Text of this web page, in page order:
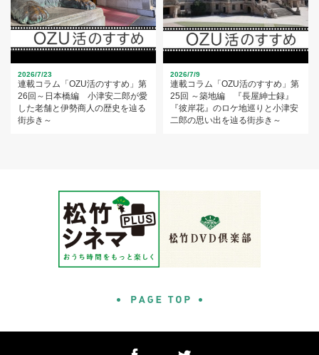
2026/7/23
連載コラム「OZU活のすすめ」第
26回～日本橋編 小津安二郎が愛
した老舗と伊勢商人の歴史を辿る
街歩き～
2026/7/9
連載コラム「OZU活のすすめ」第
25回 ～築地編 『長屋紳士録』
『彼岸花』のロケ地巡りと小津安
二郎の思い出を辿る街歩き～